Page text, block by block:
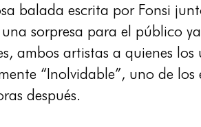
balada escrita por Fonsi
sorpresa para el público
ambos artistas a quienes
“Inolvidable”, uno de
después.